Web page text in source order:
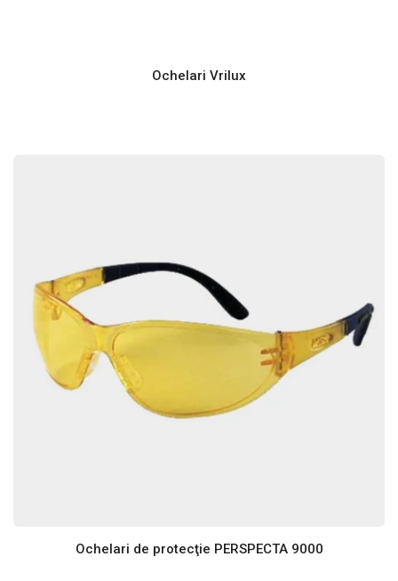
Ochelari Vrilux
Ochelari de protecţie PERSPECTA 9000